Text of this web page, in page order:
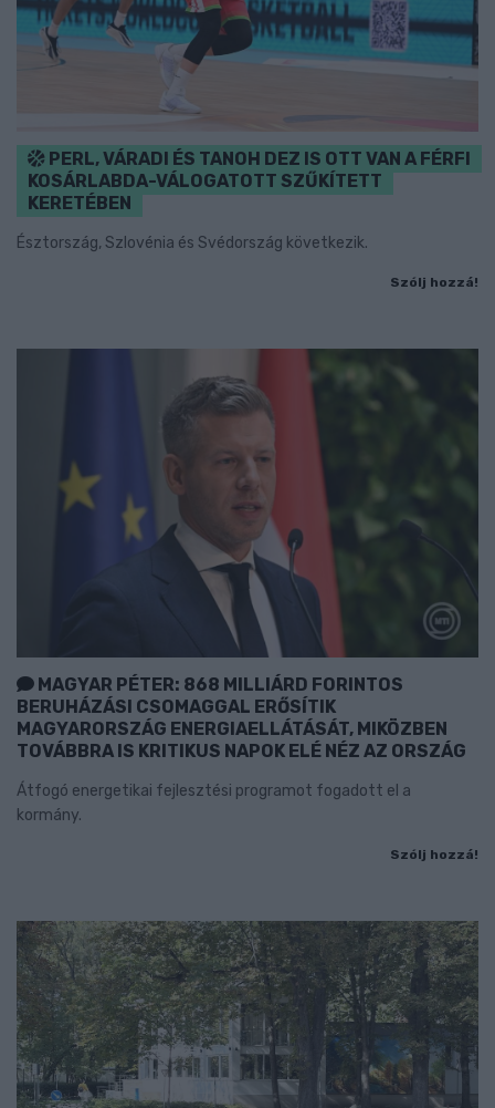
PERL, VÁRADI ÉS TANOH DEZ IS OTT VAN A FÉRFI
KOSÁRLABDA-VÁLOGATOTT SZŰKÍTETT
KERETÉBEN
Észtország, Szlovénia és Svédország következik.
Szólj hozzá!
MAGYAR PÉTER: 868 MILLIÁRD FORINTOS
BERUHÁZÁSI CSOMAGGAL ERŐSÍTIK
MAGYARORSZÁG ENERGIAELLÁTÁSÁT, MIKÖZBEN
TOVÁBBRA IS KRITIKUS NAPOK ELÉ NÉZ AZ ORSZÁG
Átfogó energetikai fejlesztési programot fogadott el a
kormány.
Szólj hozzá!